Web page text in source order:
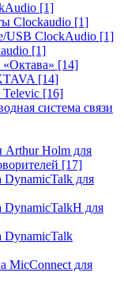
[1]
Clockaudio [1]
USB ClockAudio [1]
[1]
[14]
[14]
[16]
система связи
Holm для
[17]
DynamicTalk для
DynamicTalkH для
DynamicTalk
MicConnect для